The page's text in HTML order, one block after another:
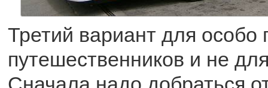
Третий вариант для особо
путешественников и не